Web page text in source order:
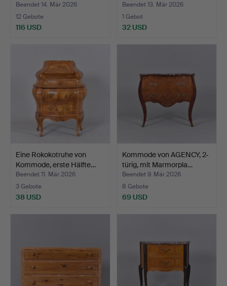
Beendet 14. Mär 2026
12 Gebote
116 USD
Beendet 13. Mär 2026
1 Gebot
32 USD
Eine Rokokotruhe von
Kommode, erste Hälfte…
Beendet 11. Mär 2026
3 Gebote
38 USD
Kommode von AGENCY, 2-
türig, mit Marmorpla…
Beendet 9. Mär 2026
8 Gebote
69 USD